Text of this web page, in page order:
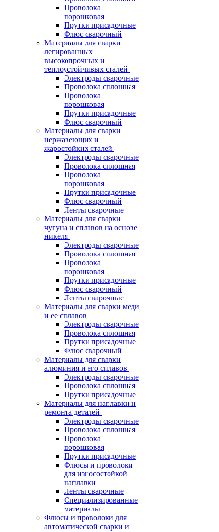
Проволока
порошковая
Прутки присадочные
Флюс сварочный
Материалы для сварки
легированных
высокопрочных и
теплоустойчивых сталей
Электроды сварочные
Проволока сплошная
Проволока
порошковая
Прутки присадочные
Флюс сварочный
Материалы для сварки
нержавеющих и
жаростойких сталей
Электроды сварочные
Проволока сплошная
Проволока
порошковая
Прутки присадочные
Флюс сварочный
Ленты сварочные
Материалы для сварки
чугуна и сплавов на основе
никеля
Электроды сварочные
Проволока сплошная
Проволока
порошковая
Прутки присадочные
Флюс сварочный
Ленты сварочные
Материалы для сварки меди
и ее сплавов
Электроды сварочные
Проволока сплошная
Прутки присадочные
Флюс сварочный
Материалы для сварки
алюминия и его сплавов
Электроды сварочные
Проволока сплошная
Прутки присадочные
Материалы для наплавки и
ремонта деталей
Электроды сварочные
Проволока сплошная
Проволока
порошковая
Прутки присадочные
Флюсы и проволоки
для износостойкой
наплавки
Ленты сварочные
Специализированные
материалы
Флюсы и проволоки для
автоматической сварки и